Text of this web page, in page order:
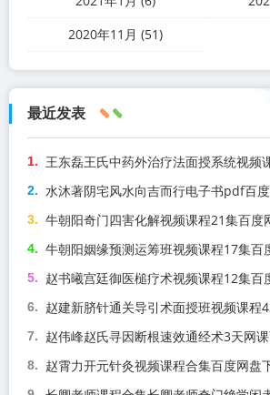
2020年11月 (51)
最近发表
水沐著阴宅风水向吉而行电子书pdf百
牛朝阳奇门四害化解视频课程21集百度
牛朝阳姻缘预测运筹班视频课程17集百
赵书曦宫廷御医槌疗术视频课程12集百
赵伟峰赵氏寻因断根速效通经术3天网
赵霄力开元针灸视频课程合集百度网盘